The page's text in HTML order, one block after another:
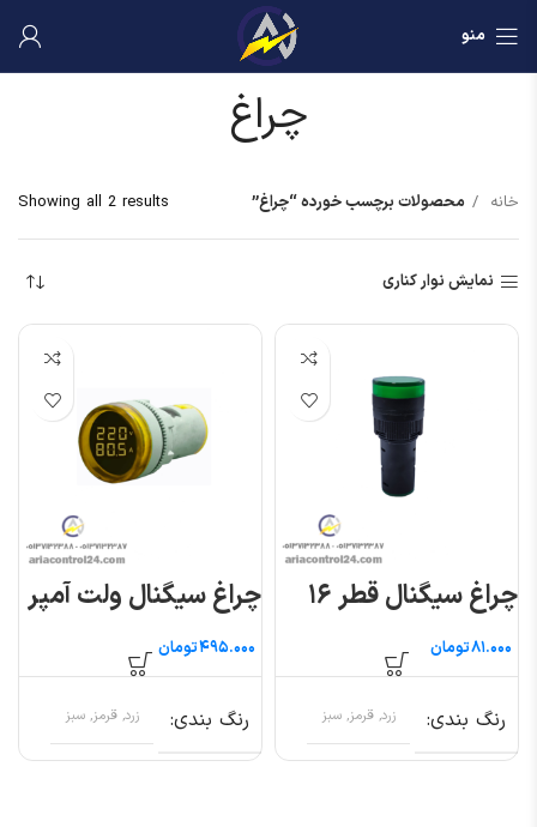
منو
چراغ
خانه محصولات برچسب خورده “چراغ” Showing all 2 results
نمایش نوار کناری
چراغ سیگنال قطر ۱۶
تومان
رنگ بندی زرد, قرمز, سبز
چراغ سیگنال ولت آمپر
تومان
رنگ بندی زرد, قرمز, سبز